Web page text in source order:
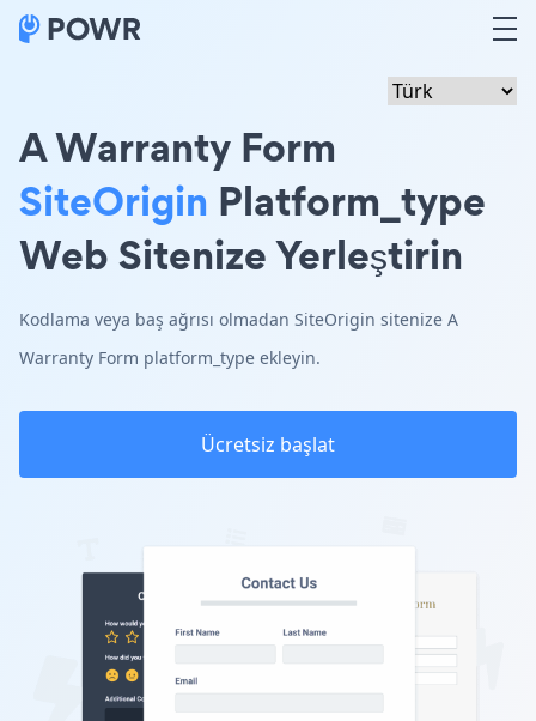
A Warranty Form
SiteOrigin Platform_type
Web Sitenize Yerleştirin
Kodlama veya baş ağrısı olmadan SiteOrigin sitenize A
Warranty Form platform_type ekleyin.
Ücretsiz başlat